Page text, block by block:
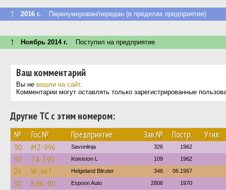
↑ 2016 г. Перенумерован/передан (в пределах предприятия)
↑ Ноябрь 2014 г. Поступил на предприятие
Ваш комментарий
Вы не вошли на сайт.
Комментарии могут оставлять только зарегистрированные
Другие ТС с этим номером:
№ Гос.№ Предприятие Зав.№ Постр. Утил.
90 MZ-996 Savonlinja 326 1962
90 TA-190 Koiviston L 109 1962
26 W-467 Helgeland Bilruter 346 06.1967
90 BHK-90 Espoon Auto 2806 1970